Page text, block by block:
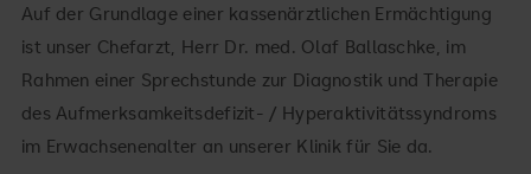
Auf der Grundlage einer kassenärztlichen Ermächtigung
ist unser Chefarzt, Herr Dr. med. Olaf Ballaschke, im
Rahmen einer Sprechstunde zur Diagnostik und Therapie
des Aufmerksamkeitsdefizit- / Hyperaktivitätssyndroms
im Erwachsenenalter an unserer Klinik für Sie da.